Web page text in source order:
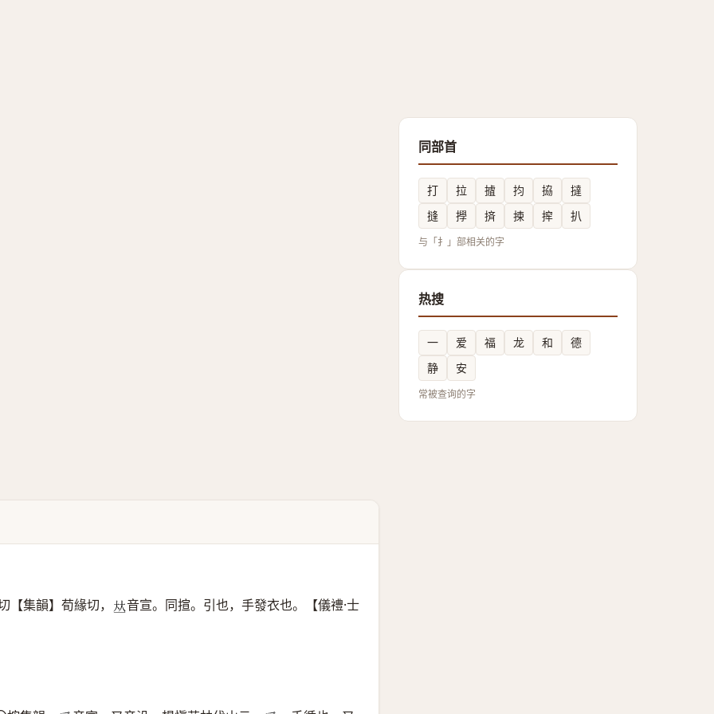
【集韻】荀緣切， 𠀤音宣。同揎。引也，手發衣也。【儀禮·士
同部首
打 拉 摣 抣 拹
撻
摓
㩭 㨈 捒 㨓 扒
与「扌」部相关的字
热搜
一 爱 福 龙 和
德
静
安
常被查询的字